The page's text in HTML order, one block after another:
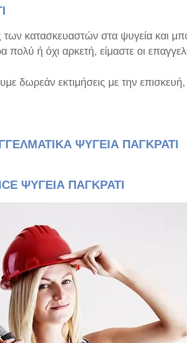
κατασκευαστών στα ψυγεία και
πολύ ή όχι αρκετή, είμαστε οι
δωρεάν εκτιμήσεις με την επισκευή,
ΨΥΓΕΙΑ ΠΑΓΚΡΑΤΙ
ΨΥΓΕΙΑ ΠΑΓΚΡΑΤΙ